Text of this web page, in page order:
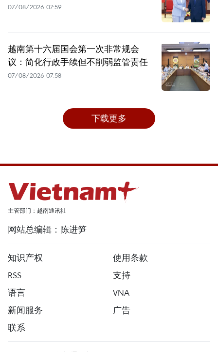
07/08/2026 07:59
越南第十六届国会第一次非常规会
议：简化行政手续但不削弱监管责任
07/08/2026 07:58
下载更多
主管部门：越南通讯社
网站总编辑：陈进笋
知识产权
使用条款
RSS
支持
语言
VNA
新闻服务
广告
联系